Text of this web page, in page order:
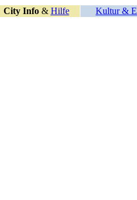
City Info& Hilfe Kultur &